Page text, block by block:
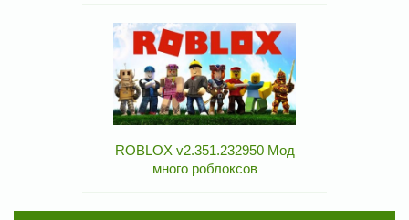
ROBLOX v2.351.232950 Мод
много роблоксов